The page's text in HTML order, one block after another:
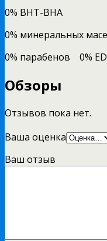
0% BHT-BHA
0% минеральных
0% парабенов 0%
Обзоры
Отзывов пока нет.
Ваша оценка
Ваш отзыв